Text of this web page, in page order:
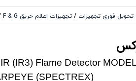
تحویل فوری تجهیزات / تجهیزات اعلام حریق F & G
(IR3) Flame Detector
(SPECTREX)